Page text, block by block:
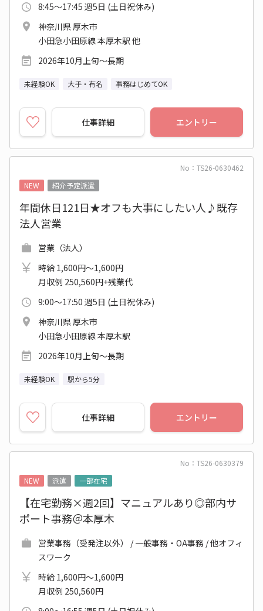
8:45～17:45 週5日 (土日祝休み)
神奈川県 厚木市
小田急小田原線 本厚木駅 他
2026年10月上旬～長期
未経験OK 大手・有名 事務はじめてOK
仕事詳細 エントリー
No：TS26-0630462
NEW
紹介予定派遣
年間休日121日★オフも大事にしたい人♪既存
法人営業
営業（法人）
時給 1,600円～1,600円
月収例 250,560円+残業代
9:00～17:50 週5日 (土日祝休み)
神奈川県 厚木市
小田急小田原線 本厚木駅
2026年10月上旬～長期
未経験OK 駅から5分
仕事詳細 エントリー
No：TS26-0630379
NEW
派遣 一部在宅
【在宅勤務×週2回】マニュアルあり◎部内サ
ポート事務＠本厚木
営業事務（受発注以外） / 一般事務・OA事務 / 他オフィ
スワーク
時給 1,600円～1,600円
月収例 250,560円